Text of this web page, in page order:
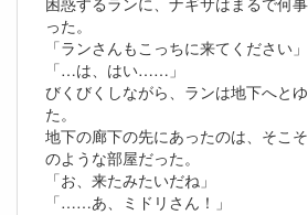
った。
「ランさんもこっちに来てください」
「…は、はい……」
びくびくしながら、ランは地下へと
た。
地下の廊下の先にあったのは、そこ
のような部屋だった。
「お、来たみたいだね」
「……あ、ミドリさん！」